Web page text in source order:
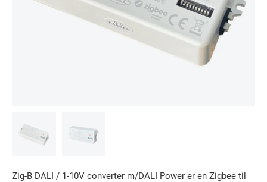
Zig-B DALI / 1-10V converter m/DALI Power er en Zigbee til